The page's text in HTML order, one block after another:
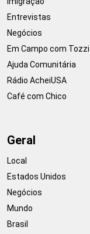
Entrevistas
Negócios
Em Campo com Tozzi
Ajuda Comunitária
Rádio AcheiUSA
Café com Chico
Geral
Local
Estados Unidos
Negócios
Mundo
Brasil